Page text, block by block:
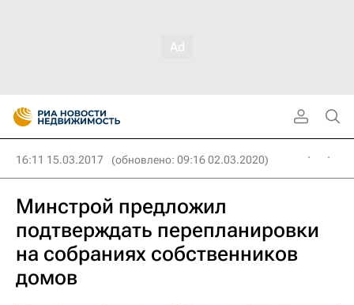
16:11 15.03.2017 (обновлено: 09:16 02.03.2020)
Минстрой предложил
подтверждать перепланировки
на собраниях собственников
домов